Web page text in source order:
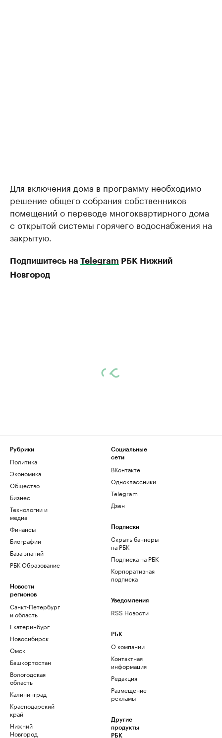
Для включения дома в программу необходимо
решение общего собрания собственников
помещений о переводе многоквартирного дома
с открытой системы горячего водоснабжения на
закрытую.
Подпишитесь на Telegram РБК Нижний
Новгород
Рубрики
Политика
Экономика
Общество
Бизнес
Технологии и
медиа
Финансы
Биографии
База знаний
РБК Образование
Новости
регионов
Санкт-Петербург
и область
Екатеринбург
Новосибирск
Омск
Башкортостан
Вологодская
область
Калининград
Краснодарский
край
Нижний
Новгород
Социальные
сети
ВКонтакте
Одноклассники
Telegram
Дзен
Подписки
Скрыть баннеры
на РБК
Подписка на РБК
Корпоративная
подписка
Уведомления
RSS Новости
РБК
О компании
Контактная
информация
Редакция
Размещение
рекламы
Другие
продукты
РБК